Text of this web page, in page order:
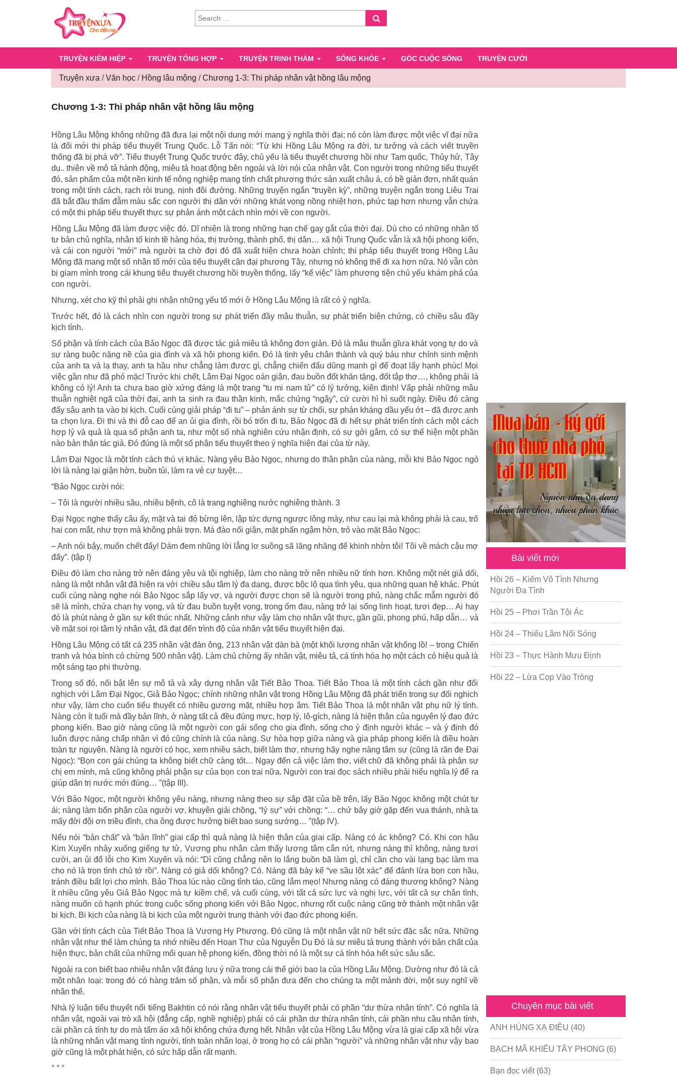
SEARCH
FOR:
TRUYỆN KIẾM HIỆP TRUYỆN TỔNG HỢP TRUYỆN TRINH THÁM SỐNG KHỎE GÓC CUỘC SỐNG TRUYỆN CƯỜI
Truyện xưa /Văn học / Hồng lâu mộng /Chương 1-3: Thi pháp nhân vật hồng lâu mộng
Thi
pháp
nhân
vật
hồng
lâu
mộng
Chương 1-3: Thi pháp nhân vật hồng lâu mộng
Hồng Lâu Mộng không những đã đưa lại một nội dung mới mang ý nghĩa thời đại; nó còn làm được một việc vĩ đại nữa
là đổi mới thi pháp tiểu thuyết Trung Quốc. Lỗ Tấn nói: “Từ khi Hồng Lâu Mộng ra đời, tư tưởng và cách viết truyền
thống đã bị phá vỡ”. Tiểu thuyết Trung Quốc trước đây, chủ yếu là tiểu thuyết chương hồi như Tam quốc, Thủy hử, Tây
dụ.. thiên về mô tả hành động, miêu tả hoạt động bên ngoài và lời nói của nhân vật. Con người trong những tiểu thuyết
đó, sản phẩm của một nền kinh tế nông nghiệp mang tính chất phương thức sản xuất châu á, có bề giản đơn, nhất quán
trong một tính cách, rạch ròi trung, nịnh đôi đường. Những truyện ngắn “truyền kỳ”, những truyện ngắn trong Liêu Trai
đã bắt đầu thấm đẫm màu sắc con người thị dân với những khát vọng nồng nhiệt hơn, phức tạp hơn nhưng vẫn chứa
có một thi pháp tiểu thuyết thực sự phản ánh một cách nhìn mới về con người.
Hồng Lâu Mộng đã làm được việc đó. Dĩ nhiên là trong những hạn chế gay gắt của thời đại. Dù cho có những nhân tố
tư bản chủ nghĩa, nhân tố kinh tề hàng hóa, thị trường, thành phố, thị dân… xã hội Trung Quốc vẫn là xã hội phong kiến,
và cái con người “mới” mà người ta chờ đợi đó đã xuất hiện chưa hoàn chỉnh; thi pháp tiểu thuyết trong Hồng Lâu
Mộng đã mang một số nhân tố mới của tiểu thuyết cận đại phương Tây, nhưng nó không thể đi xa hơn nữa. Nó vẫn còn
bị giam mình trong cái khung tiểu thuyết chương hồi truyền thống, lấy “kể việc” làm phương tiện chủ yếu khám phá của
con người.
Nhưng, xét cho kỹ thì phải ghi nhận những yếu tố mới ở Hồng Lâu Mộng là rất có ý nghĩa.
Trước hết, đó là cách nhìn con người trong sự phát triển đầy mâu thuẫn, sự phát triển biện chứng, có chiều sâu đầy
kịch tính.
Số phận và tính cách của Bảo Ngọc đã được tác giả miêu tả không đơn giản. Đó là mâu thuẫn gĩưa khát vọng tự do và
sự ràng buộc nặng nề của gia đình và xã hội phong kiến. Đó là tình yêu chân thành và quý báu như chính sinh mệnh
của anh ta và lạ thay, anh ta hầu như chẳng làm được gì, chẳng chiến đấu dũng manh gì để đoạt lấy hạnh phúc! Mọi
việc gần như đã phó mặc! Trước khi chết, Lâm Đại Ngọc oán giận, đau buồn đốt khăn tặng, đốt tập thơ…, không phải là
không có lý! Anh ta chưa bao giờ xứng đáng là một trang “tu mi nam tử” có lý tưởng, kiên định! Vấp phải những mâu
thuẫn nghiệt ngã của thời đại, anh ta sinh ra đau thần kinh, mắc chứng “ngây”, cứ cười hì hì suốt ngày. Điều đó càng
đẩy sâu anh ta vào bi kịch. Cuối cùng giải pháp “đi tu” – phản ánh sự từ chối, sự phản kháng dầu yếu ớt – đã được anh
ta chọn lựa. Đi thi và thi đỗ cao để an ủi gia đình, rồi bó trốn đi tu, Bảo Ngọc đã đi hết sự phát triển tính cách một cách
hợp lý và quả là qua số phận anh ta, như một số nhà nghiên cứu nhận định, có sự gởi gắm, có sự thể hiện một phần
nào bản thân tác giả. Đó đúng là một số phận tiểu thuyết theo ý nghĩa hiện đại của từ này.
Lâm Đại Ngọc là một tính cách thú vị khác. Nàng yêu Bảo Ngọc, nhưng do thân phận của nàng, mỗi khi Bảo Ngọc ngỏ
lời là nàng lại giận hờn, buồn tủi, làm ra vẻ cự tuyệt…
“Bảo Ngọc cười nói:
– Tôi là người nhiều sầu, nhiều bệnh, cô là trang nghiêng nước nghiêng thành. 3
Đại Ngọc nghe thấy câu ấy, mặt và tai đỏ bừng lên, lập tức dựng ngược lông mày, như cau lại mà không phải là cau, trố
hai con mắt, như trợn mà không phải trợn. Má đào nổi giận, mặt phấn ngậm hờn, trỏ vào mặt Bảo Ngọc:
– Anh nói bậy, muốn chết đấy! Dám đem nhũng lời lẳng lơ suồng sã lăng nhăng để khinh nhờn tôi! Tôi về mách cậu mợ
đấy”. (tập I)
Điều đó làm cho nàng trở nên đáng yêu và tội nghiệp, làm cho nàng trở nên nhiều nữ tính hơn. Không một nét giả dối,
nàng là một nhân vật đã hiện ra với chiều sâu tâm lý đa dạng, được bộc lộ qua tình yêu, qua những quan hệ khác. Phút
cuối cùng nàng nghe nói Bảo Ngọc sắp lấy vợ, và người được chọn sẽ là người trong phủ, nàng chắc mẫm người đó
sẽ là mình, chứa chan hy vọng, và từ đau buồn tuyệt vọng, trong ốm đau, nàng trở lại sống linh hoạt, tươi đẹp… Ai hay
đó là phút nàng ở gần sự kết thúc nhất. Những cảnh như vậy làm cho nhân vật thực, gần gũi, phong phú, hấp dẫn… và
về mặt soi rọi tâm lý nhân vật, đã đạt đến trình độ của nhân vật tiểu thuyết hiện đại.
Hồng Lâu Mộng có tất cá 235 nhân vật đàn ông, 213 nhân vật dàn bà (một khối lượng nhân vật khổng lồ! – trong Chiến
tranh và hòa bình có chừng 500 nhân vật). Làm chủ chừng ấy nhân vật, miêu tả, cá tính hóa họ một cách có hiệu quả là
một sáng tạo phi thường.
Trong số đó, nổi bật lên sự mô tả và xây dựng nhân vật Tiết Bảo Thoa. Tiết Bảo Thoa là một tính cách gần như đối
nghịch với Lâm Đại Ngọc, Giả Bảo Ngọc; chính những nhân vật trong Hồng Lâu Mộng đã phát triển trong sự đối nghịch
như vậy, làm cho cuốn tiểu thuyết có nhiều gương mặt, nhiều hợp âm. Tiết Bảo Thoa là một nhân vật phụ nữ lý tính.
Nàng còn ít tuổi mà đầy bản lĩnh, ở nàng tất cả đều đúng mực, hợp lý, lô-gích, nàng là hiện thân của nguyên lý đạo đức
phong kiến. Bao giờ nàng cũng là một người con gái sống cho gia đình, sống cho ý định người khác – và ý định đó
luôn được nàng chấp nhận vì đó cũng chính là của nàng. Sự hòa hợp giữa nàng và gia pháp phong kiến là điều hoàn
toàn tự nguyện. Nàng là người có học, xem nhiều sách, biết làm thơ, nhưng hãy nghe nàng tâm sự (cũng là răn đe Đại
Ngọc): “Bọn con gái chúng ta không biết chữ càng tốt… Ngay đến cả việc làm thơ, viết chữ đã không phải là phận sự
chị em mình, mà cũng không phải phận sự của bọn con trai nữa. Người con trai đọc sách nhiều phải hiểu nghĩa lý để ra
giúp dân trị nước mới đúng… ”(tập III).
Với Bảo Ngọc, một người không yêu nàng, nhưng nàng theo sự sắp đặt của bề trên, lấy Bảo Ngọc không một chút tự
ái; nàng làm bổn phận của người vợ, khuyên giải chồng, “lý sự” với chồng: “… chứ bây giờ gặp đến vua thánh, nhà ta
mấy đời đội ơn triều đình, cha ông được hưởng biết bao sung sướng… ”(tập IV).
Nếu nói “bản chất” và “bản lĩnh” giai cấp thì quả nàng là hiện thân của giai cấp. Nàng có ác không? Có. Khi con hầu
Kim Xuyến nhảy xuống giếng tự tử, Vương phu nhân cảm thấy lương tâm cắn rứt, nhưng nàng thì không, nàng tươi
cười, an ủi đổ lỗi cho Kim Xuyến và nói: “Dì cũng chẳng nên lo lắng buồn bã làm gì, chỉ cần cho vài lạng bạc làm ma
cho nó là trọn tình chủ tớ rồi”. Nàng có giả dối không? Có. Nàng đã bày kế “ve sầu lột xác” để đánh lừa bọn con hầu,
tránh điều bất lợi cho mình. Bảo Thoa lúc nào cũng tỉnh táo, cũng lắm mẹo! Nhưng nàng có đáng thương không? Nàng
ít nhiều cũng yêu Giả Bảo Ngọc mà tự kiềm chế, và cuối cùng, với tất cả sức lực và nghị lực, với tất cả sự chân tình,
nàng muốn có hạnh phúc trong cuộc sống phong kiến với Bảo Ngọc, nhưng rốt cuộc nàng cũng trở thành một nhân vật
bi kịch. Bi kịch của nàng là bi kịch của một người trung thành với đạo đức phong kiến.
Gần với tính cách của Tiết Bảo Thoa là Vương Hy Phượng. Đó cũng là một nhân vật nữ hết sức đặc sắc nữa. Những
nhân vật như thế làm chúng ta nhớ nhiều đến Hoạn Thư của Nguyễn Dụ Đó là sự miêu tả trung thành với bản chất của
hiện thực, bản chất của những mối quan hệ phong kiến, đồng thời nó là một sự cá tính hóa hết sức sâu sắc.
Ngoài ra con biết bao nhiêu nhân vật đáng lưu ý nữa trong cái thế giới bao la của Hồng Lâu Mộng. Dường như đó là cả
một nhân loại: trong đó có hàng trăm số phận, và mỗi số phận đưa đến cho chúng ta một mảnh đời, một suy nghĩ về
nhân thế.
Nhà lý luận tiểu thuyết nổi tiếng Bakhtin có nói rằng nhân vật tiểu thuyết phải có phần “dư thừa nhân tính”. Có nghĩa là
nhân vật, ngoài vai trò xã hội (đẳng cấp, nghề nghiệp) phải có cái phần dư thừa nhân tính, cái phần nhu cầu nhân tính,
cái phần cá tính tự do mà tấm áo xã hội không chứa đựng hết. Nhân vật của Hồng Lâu Mộng vừa là giai cấp xã hội vừa
là những nhân vật mang tính người, tính toàn nhân loại, ở trong họ có cái phần “người” và những nhân vật như vậy bao
giờ cũng là một phát hiện, có sức hấp dẫn rất mạnh.
° ° °
Bài viết mới
Hồi 26 – Kiếm Vô Tình Nhưng
Người Đa Tình
Hồi 25 – Phơi Trần Tội Ác
Hồi 24 – Thiếu Lâm Nổi Sóng
Hồi 23 – Thực Hành Mưu Định
Hồi 22 – Lừa Cọp Vào Tròng
Chuyên mục bài viết
ANH HÙNG XẠ ĐIÊU (40)
BẠCH MÃ KHIẾU TÂY PHONG(6)
Bạn đọc viết(63)